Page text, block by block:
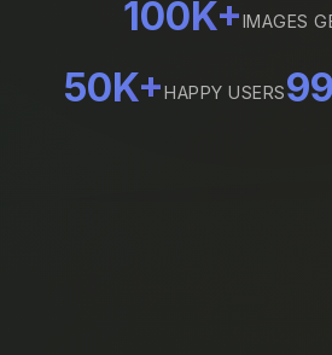
100K+IMAGES
50K+HAPPY USERS